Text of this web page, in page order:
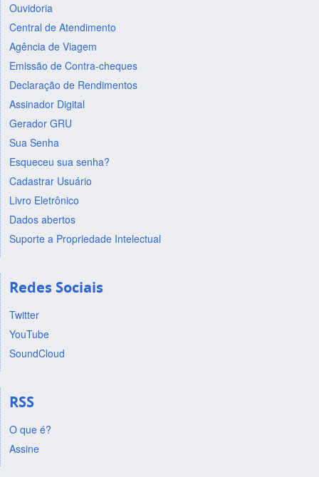
Ouvidoria
Central de Atendimento
Agência de Viagem
Emissão de Contra-cheques
Declaração de Rendimentos
Assinador Digital
Gerador GRU
Sua Senha
Esqueceu sua senha?
Cadastrar Usuário
Livro Eletrônico
Dados abertos
Suporte a Propriedade Intelectual
Redes Sociais
Twitter
YouTube
SoundCloud
RSS
O que é?
Assine